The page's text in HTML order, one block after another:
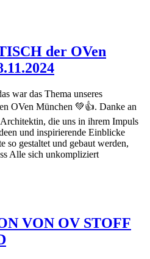
der OVen
war das Thema unseres
OVen München 💚👍. Danke an
die uns in ihrem Impuls
und inspirierende Einblicke
so gestaltet und gebaut werden,
Alle sich unkompliziert
VON OV STOFF